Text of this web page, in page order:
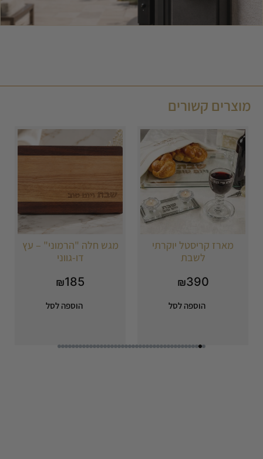
מוצרים קשורים
מארז קריסטל יוקרתי
לשבת
₪390
הוספה לסל
מגש חלה "הרמוני" – עץ
דו-גווני
₪185
הוספה לסל